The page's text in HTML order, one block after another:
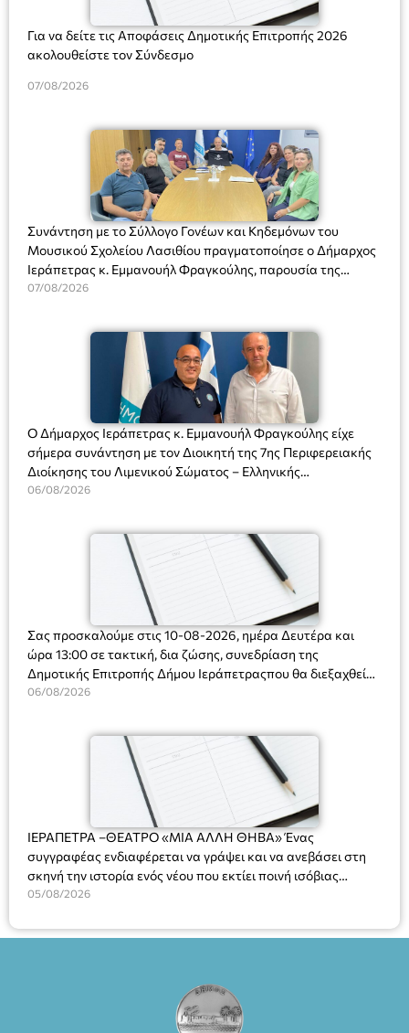
Για να δείτε τις Αποφάσεις Δημοτικής Επιτροπής 2026
ακολουθείστε τον Σύνδεσμο
07/08/2026
Συνάντηση με το Σύλλογο Γονέων και Κηδεμόνων του
Μουσικού Σχολείου Λασιθίου πραγματοποίησε ο Δήμαρχος
Ιεράπετρας κ. Εμμανουήλ Φραγκούλης, παρουσία της
Διευθύντριας του σχολείου κας Μαριάννας Χαΐτα.
07/08/2026
Ο Δήμαρχος Ιεράπετρας κ. Εμμανουήλ Φραγκούλης είχε
σήμερα συνάντηση με τον Διοικητή της 7ης Περιφερειακής
Διοίκησης του Λιμενικού Σώματος – Ελληνικής
Ακτοφυλακής (Λ.Σ.-ΕΛ.ΑΚΤ.), Αρχιπλοίαρχο Λ.Σ. κ. Ιωάννη
06/08/2026
Σας προσκαλούμε στις 10-08-2026, ημέρα Δευτέρα και
ώρα 13:00 σε τακτική, δια ζώσης, συνεδρίαση της
Δημοτικής Επιτροπής Δήμου Ιεράπετραςπου θα διεξαχθεί
στο Δημοτικό Κατάστημα, Δημοκρατίας 31 στην αίθουσα
και λήψη αποφάσεων στα παρακάτω θέματα:
06/08/2026
ΙΕΡΑΠΕΤΡΑ –ΘΕΑΤΡΟ «ΜΙΑ ΑΛΛΗ ΘΗΒΑ» Ένας
συγγραφέας ενδιαφέρεται να γράψει και να ανεβάσει στη
σκηνή την ιστορία ενός νέου που εκτίει ποινή ισόβιας
κάθειρξης για πατροκτονία. Ένα πολυβραβευμένο έργο για
ασθένεια, τον ερωτισμό. Ένα έργο αινιγματικό, συγκινητικό,
έργο, ενώ η παράσταση έχει καθιερωθεί ως σημαντικό
θεατρικό γεγονός χάρη στις εξαιρετικές ερμηνείες του
Θάνου Λέκκα στον ρόλο του Συγγραφέα και του Δημήτρη
05/08/2026